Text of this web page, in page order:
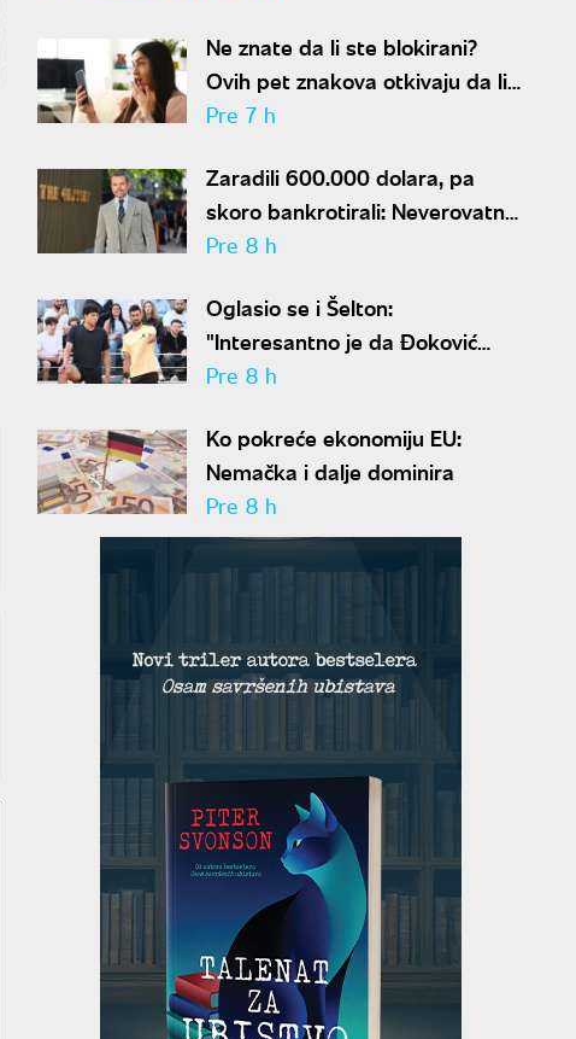
Ne znate da li ste blokirani?
Ovih pet znakova otkivaju da li
se nalazite na nečijoj "crnoj listi"
Pre 7 h
Zaradili 600.000 dolara, pa
skoro bankrotirali: Neverovatna
ispovest Meta Dejmona o paklu
Pre 8 h
Oglasio se i Šelton:
"Interesantno je da Đoković
predlaže skraćenje mečeva..."
Pre 8 h
Ko pokreće ekonomiju EU:
Nemačka i dalje dominira
Pre 8 h